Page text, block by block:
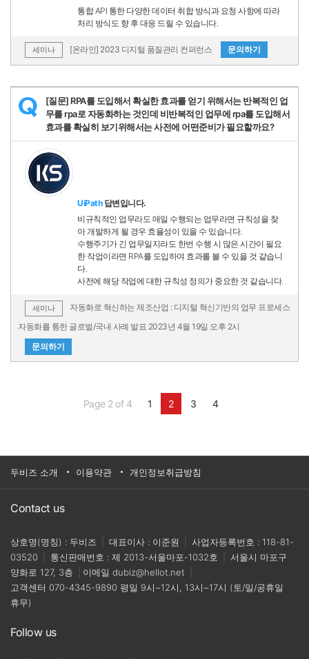
통합 API 통한 다양한 데이터 취합 방식과 요청 사항에 따라
처리 방식도 향 후 대응 드릴 수 있습니다.
세미나 [온라인] 2023 디지털 품질관리 컨퍼런스 문의하기
Q
[질문] RPA를 도입해서 확실한 효과를 얻기 위해서는 반복적인 업
무를 rpa로 자동화하는 것인데 비반복적인 업무에 rpa를 도입해서
효과를 확실히 보기위해서는 사전에 어떤준비가 필요할까요?
UiPath답변입니다.
비규칙적인 업무라도 매일 수행되는 업무라면 규칙성을 찾
아 개발하게 될 경우 효율성이 있을 수 있습니다.
수행주기가 긴 업무일지라도 한번 수행 시 많은 시간이 필요
한 작업이라면 RPA를 도입하여 효과를 볼 수 있을 것 같습니
다.
사전에 해당 작업에 대한 규칙성 정의가 중요한 것 같습니다.
세미나
자동화로 혁신하는 제조산업 : 디지털 혁신기반의 업무 프로세스
자동화를 통한 글로벌/국내 사례 발표 2023년 4월 19일 오후 2시
문의하기
Page 2 of 4 1 2 3 4
두비즈 소개 이용약관 개인정보취급방침
Contact us
상호명(명칭) : 두비즈 대표이사 : 이준원
사업자등록번호 : 118-81-
03520
통신판매번호 : 제 2013-서울마포-1032호
서울시 마포구
양화로 127, 3층
이메일 dubiz@hellot.net
고객센터 070-4345-9890 평일 9시~12시, 13시~17시 (토/일/공휴일
휴무)
Follow us